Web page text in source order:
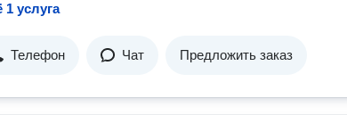
услуга
Телефон Чат Предложить заказ